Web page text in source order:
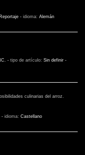
Reportaje - idioma: Alemán
- tipo de artículo: Sin definir -
culinarias del arroz.
- idioma: Castellano